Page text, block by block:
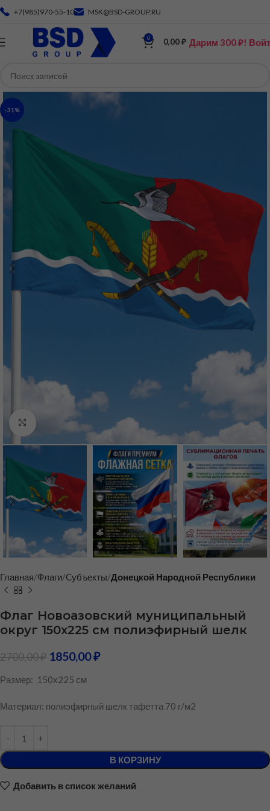
+7(985)970-55-10 MSK@BSD-GROUP.RU
0 0,00₽ Дарим 300 ₽!
-31%
Нажмите, чтобы увеличить
Главная Флаги Cубъекты Донецкой Народной Республики
Флаг Новоазовский муниципальный
округ 150х225 см полиэфирный шелк
2700,00₽ 1850,00₽
Размер: 150х225 см
Материал: полиэфирный шелк тафетта 70 г/м2
В КОРЗИНУ
Добавить в список желаний